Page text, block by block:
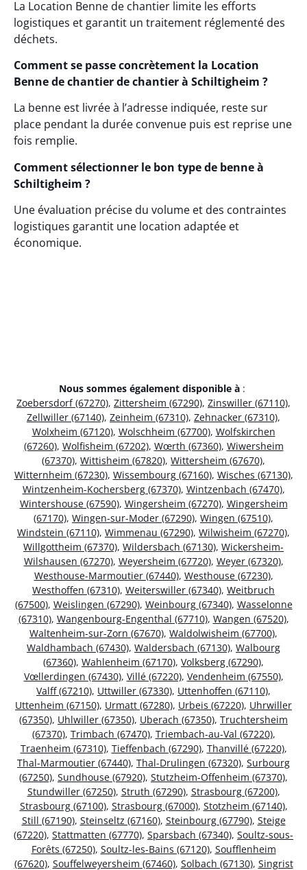
La Location Benne de chantier limite les efforts
logistiques et garantit un traitement réglementé des
déchets.
Comment se passe concrètement la Location
Benne de chantier de chantier à Schiltigheim ?
La benne est livrée à l’adresse indiquée, reste sur
place pendant la durée convenue puis est reprise une
fois remplie.
Comment sélectionner le bon type de benne à
Schiltigheim ?
Une évaluation précise du volume et des contraintes
logistiques garantit une location adaptée et
économique.
Nous sommes également disponible à :
Zoebersdorf (67270), Zittersheim (67290), Zinswiller (67110),
Zellwiller (67140), Zeinheim (67310), Zehnacker (67310),
Wolxheim (67120), Wolschheim (67700), Wolfskirchen
(67260), Wolfisheim (67202), Wœrth (67360), Wiwersheim
(67370), Wittisheim (67820), Wittersheim (67670),
Witternheim (67230), Wissembourg (67160), Wisches (67130),
Wintzenheim-Kochersberg (67370), Wintzenbach (67470),
Wintershouse (67590), Wingersheim (67270), Wingersheim
(67170), Wingen-sur-Moder (67290), Wingen (67510),
Windstein (67110), Wimmenau (67290), Wilwisheim (67270),
Willgottheim (67370), Wildersbach (67130), Wickersheim-
Wilshausen (67270), Weyersheim (67720), Weyer (67320),
Westhouse-Marmoutier (67440), Westhouse (67230),
Westhoffen (67310), Weiterswiller (67340), Weitbruch
(67500), Weislingen (67290), Weinbourg (67340), Wasselonne
(67310), Wangenbourg-Engenthal (67710), Wangen (67520),
Waltenheim-sur-Zorn (67670), Waldolwisheim (67700),
Waldhambach (67430), Waldersbach (67130), Walbourg
(67360), Wahlenheim (67170), Volksberg (67290),
Vœllerdingen (67430), Villé (67220), Vendenheim (67550),
Valff (67210), Uttwiller (67330), Uttenhoffen (67110),
Uttenheim (67150), Urmatt (67280), Urbeis (67220), Uhrwiller
(67350), Uhlwiller (67350), Uberach (67350), Truchtersheim
(67370), Trimbach (67470), Triembach-au-Val (67220),
Traenheim (67310), Tieffenbach (67290), Thanvillé (67220),
Thal-Marmoutier (67440), Thal-Drulingen (67320), Surbourg
(67250), Sundhouse (67920), Stutzheim-Offenheim (67370),
Stundwiller (67250), Struth (67290), Strasbourg (67200),
Strasbourg (67100), Strasbourg (67000), Stotzheim (67140),
Still (67190), Steinseltz (67160), Steinbourg (67790), Steige
(67220), Stattmatten (67770), Sparsbach (67340), Soultz-sous-
Forêts (67250), Soultz-les-Bains (67120), Soufflenheim
(67620), Souffelweyersheim (67460), Solbach (67130), Singrist